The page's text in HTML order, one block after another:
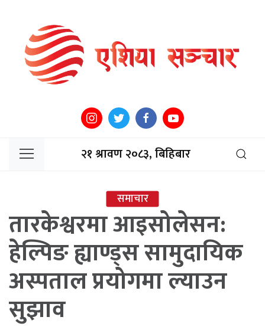
२१ श्रावण २०८३, बिहिबार
समाचार
तारकेश्वरमा आइसोलेसन:
हेल्पिङ ह्याण्ड्स सामुदायिक
अस्पताल प्रयोगमा ल्याउन
सुझाव